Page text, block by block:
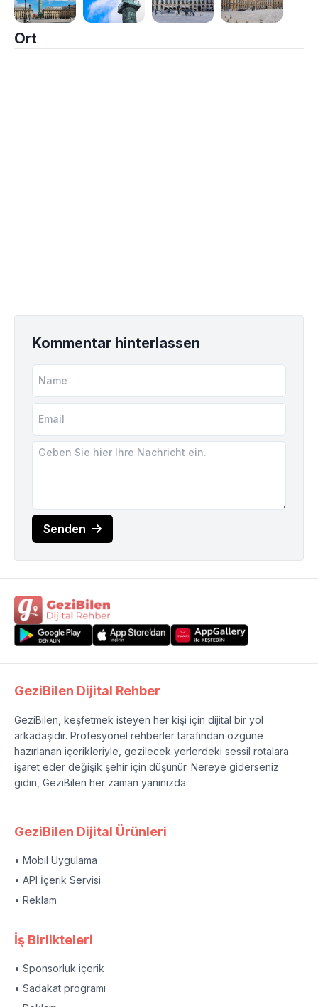
Ort
Kommentar hinterlassen
Senden
GeziBilen Dijital Rehber
GeziBilen, keşfetmek isteyen her kişi için dijital bir yol
arkadaşıdır. Profesyonel rehberler tarafından özgüne
hazırlanan içerikleriyle, gezilecek yerlerdeki sessil rotalara
işaret eder değişik şehir için düşünür. Nereye giderseniz
gidin, GeziBilen her zaman yanınızda.
GeziBilen Dijital Ürünleri
• Mobil Uygulama
• API İçerik Servisi
• Reklam
İş Birlikteleri
• Sponsorluk içerik
• Sadakat programı